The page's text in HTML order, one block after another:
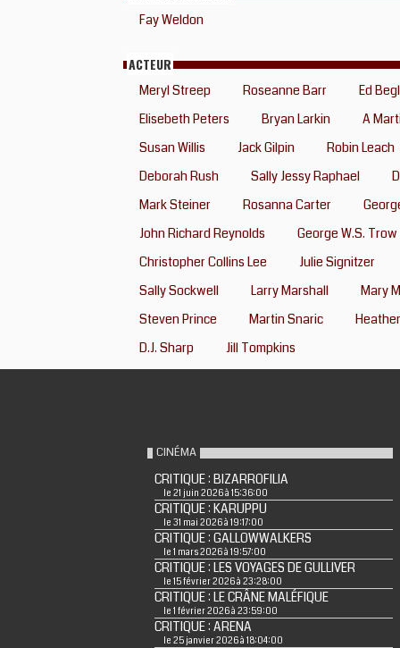
Fay Weldon
ACTEUR
Meryl Streep Roseanne Barr
Ed
Elisebeth Peters
Bryan Larkin
A
Susan Willis
Jack Gilpin
Robin Leach
Deborah Rush
Sally Jessy Raphael
Mark Steiner
Rosanna Carter
John Richard Reynolds
George W.S. Trow
Christopher Collins Lee
Julie Signitzer
Sally Sockwell
Larry Marshall
Mary
Steven Prince
Martin Snaric
D.J. Sharp
Jill Tompkins
CINÉMA
CRITIQUE : BIZARROFILIA
le 21 juin 2026 à 15:36:00
CRITIQUE : KARUPPU
le 31 mai 2026 à 19:17:00
CRITIQUE : GALLOWWALKERS
le 1 mars 2026 à 19:57:00
CRITIQUE : LES VOYAGES DE GULLIVER
le 15 février 2026 à 23:28:00
CRITIQUE : LE CRÂNE MALÉFIQUE
le 1 février 2026 à 23:59:00
CRITIQUE : ARENA
le 25 janvier 2026 à 18:04:00